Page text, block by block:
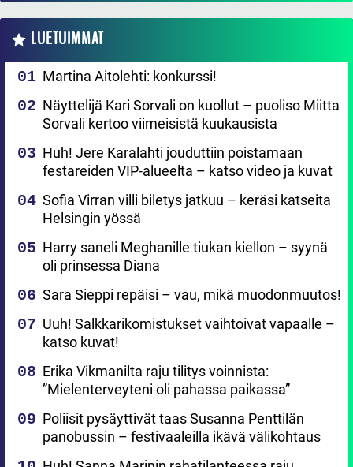
LUETUIMMAT
Martina Aitolehti: konkurssi!
Näyttelijä Kari Sorvali on kuollut – puoliso Miitta
Sorvali kertoo viimeisistä kuukausista
Huh! Jere Karalahti jouduttiin poistamaan
festareiden VIP-alueelta – katso video ja kuvat
Sofia Virran villi biletys jatkuu – keräsi katseita
Helsingin yössä
Harry saneli Meghanille tiukan kiellon – syynä
oli prinsessa Diana
Sara Sieppi repäisi – vau, mikä muodonmuutos!
Uuh! Salkkarikomistukset vaihtoivat vapaalle –
katso kuvat!
Erika Vikmanilta raju tilitys voinnista:
”Mielenterveyteni oli pahassa paikassa”
Poliisit pysäyttivät taas Susanna Penttilän
panobussin – festivaaleilla ikävä välikohtaus